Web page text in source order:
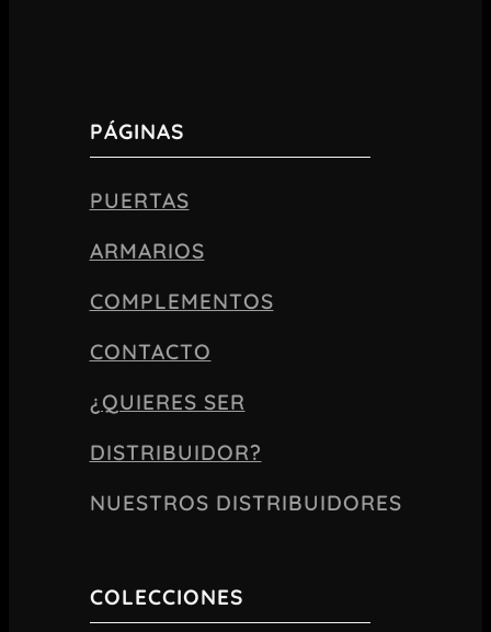
PÁGINAS
PUERTAS
ARMARIOS
COMPLEMENTOS
CONTACTO
¿QUIERES SER
DISTRIBUIDOR?
NUESTROS DISTRIBUIDORES
COLECCIONES